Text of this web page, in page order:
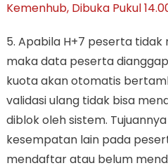
Kemenhub, Dibuka Pukul
5. Apabila H+7 peserta tidak
maka data peserta
kuota akan otomatis
validasi ulang tidak bisa
diblok oleh sistem.
kesempatan lain pada
mendaftar atau belum